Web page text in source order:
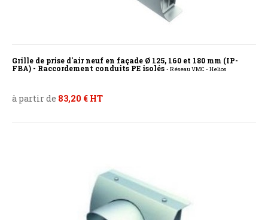
Grille de prise d'air neuf en façade Ø 125, 160 et 180 mm (IP-
FBA) - Raccordement conduits PE isolés - Réseau VMC - Helios
à partir de 83,20 € HT